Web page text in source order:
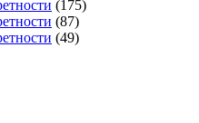
(175)
(87)
(49)